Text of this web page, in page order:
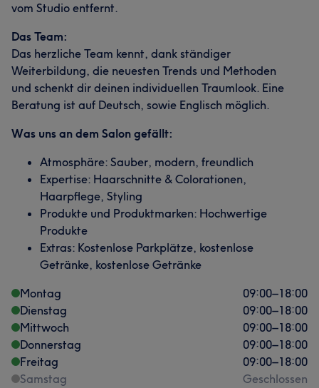
vom Studio entfernt.
Das Team:
Das herzliche Team kennt, dank ständiger
Weiterbildung, die neuesten Trends und Methoden
und schenkt dir deinen individuellen Traumlook. Eine
Beratung ist auf Deutsch, sowie Englisch möglich.
Was uns an dem Salon gefällt:
Atmosphäre: Sauber, modern, freundlich
Expertise: Haarschnitte & Colorationen,
Haarpflege, Styling
Produkte und Produktmarken: Hochwertige
Produkte
Extras: Kostenlose Parkplätze, kostenlose
Getränke, kostenlose Getränke
Montag
09:00–18:00
Dienstag
09:00–18:00
Mittwoch
09:00–18:00
Donnerstag
09:00–18:00
Freitag
09:00–18:00
Samstag
Geschlossen